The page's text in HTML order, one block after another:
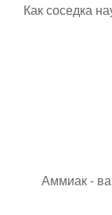
Как соседка
Аммиак -